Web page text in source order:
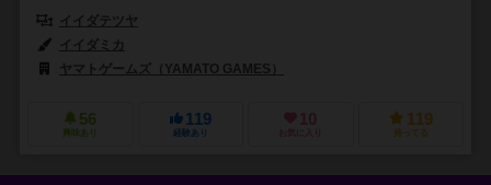
イイダテツヤ
イイダミカ
ヤマトゲームズ（YAMATO GAMES）
56
興味あり
119
経験あり
10
お気に入り
119
持ってる